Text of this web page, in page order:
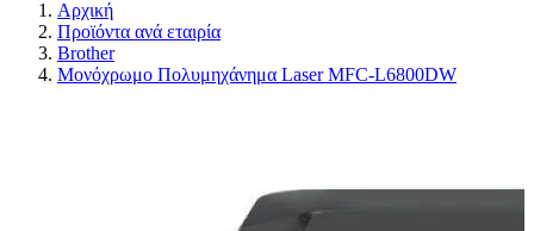
Αρχική
Προϊόντα ανά εταιρία
Brother
Μονόχρωμο Πολυμηχάνημα Laser MFC-L6800DW